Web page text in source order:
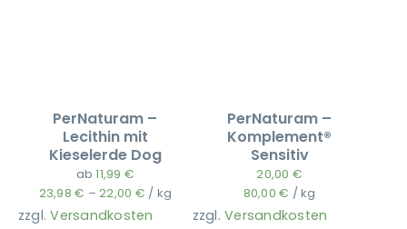
PerNaturam –
Lecithin mit
Kieselerde Dog
ab11,99 €
23,98€ –22,00 € / kg
zzgl.Versandkosten
PerNaturam –
Komplement®
Sensitiv
20,00 €
80,00€ /kg
zzgl.Versandkosten